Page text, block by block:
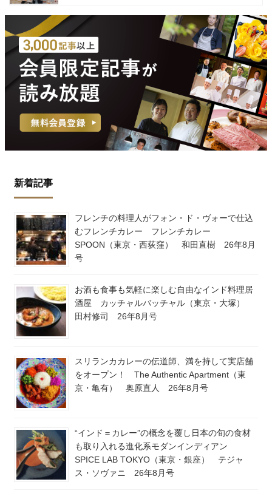
新着記事
フレンチの料理人がフォン・ド・ヴォーで仕込
むフレンチカレー フレンチカレー
SPOON（東京・西荻窪） 和田直樹 26年8月
号
お酒も食事も気軽に楽しむ自由なインド料理居
酒屋 カッチャルバッチャル（東京・大塚）
田村修司 26年8月号
スリランカカレーの伝道師、満を持して実店舗
をオープン！ The Authentic Apartment（東
京・亀有） 奥原直人 26年8月号
“インド＝カレー”の概念を覆し日本の旬の食材
も取り入れる進化系モダンインディアン
SPICE LAB TOKYO（東京・銀座） テジャ
ス・ソヴァニ 26年8月号